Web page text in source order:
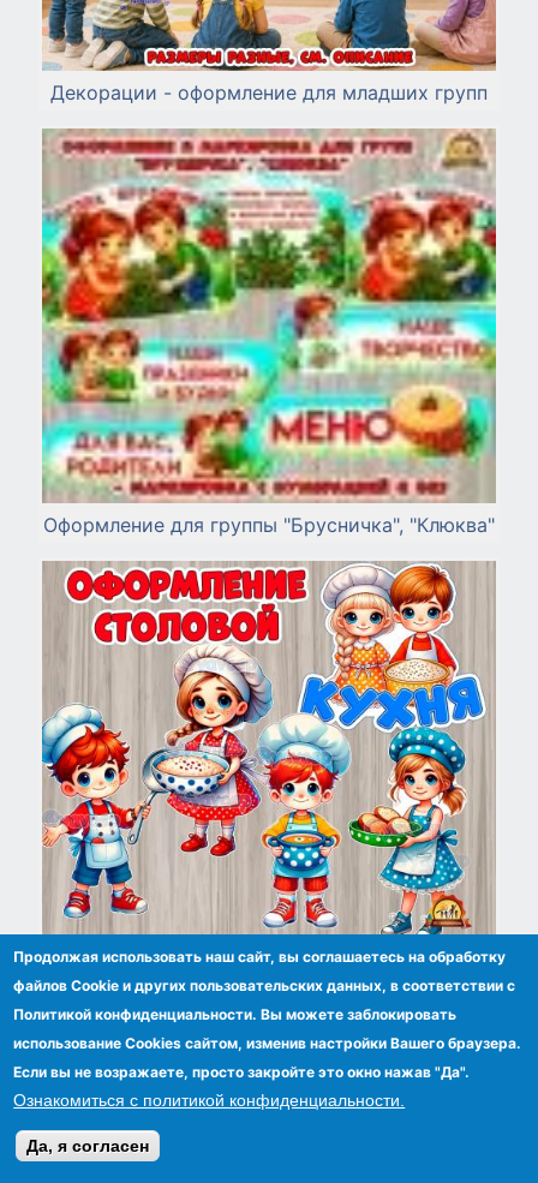
Декорации - оформление для младших групп
Оформление для группы "Брусничка", "Клюква"
Дети на кухне - оформление для кухни или
столовой
Продолжая использовать наш сайт, вы соглашаетесь на обработку
файлов Сookie и других пользовательских данных, в соответствии с
Политикой конфиденциальности. Вы можете заблокировать
использование Cookies сайтом, изменив настройки Вашего браузера.
Если вы не возражаете, просто закройте это окно нажав "Да".
Ознакомиться с политикой конфиденциальности.
Да, я согласен